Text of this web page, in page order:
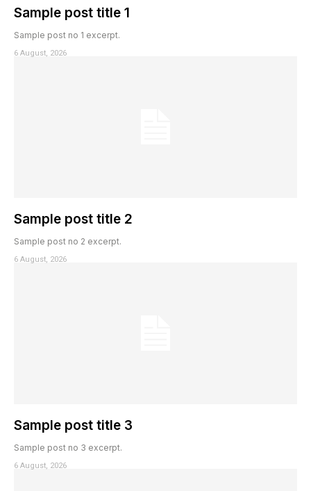
Sample post title 1
Sample post no 1 excerpt.
6 August, 2026
Sample post title 2
Sample post no 2 excerpt.
6 August, 2026
Sample post title 3
Sample post no 3 excerpt.
6 August, 2026